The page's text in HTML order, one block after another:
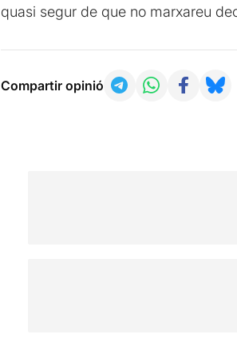
quasi segur de que no marxareu
Compartir opinió